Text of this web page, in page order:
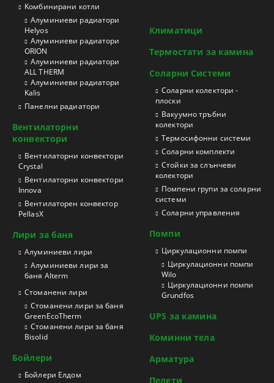
Kомбинирани котли
Aлуминиеви радиатори
Helyos
Aлуминиеви радиатори
ORION
Aлуминиеви радиатори
ALL THERM
Aлуминиеви радиатори
Kalis
Панелни радиатори
Вентилаторни
конвектори
Вентилаторни конвектори
Crystal
Вентилаторни конвектори
Innova
Вентилаторен конвектор
PellasX
Лири за баня
Aлуминиеви лири
Алуминиеви лири за
баня Alterm
Стоманени лири
Стоманени лири за баня
GreenEcoTherm
Стоманени лири за баня
Bisolid
Бойлери
Бойлери Елдом
Климатици
Термостати за камина
Соларни Системи
Соларни колектори -
плоски
Вакуумно тръбни
колектори
Термосифонни системи
Соларни комплекти
Стойки за слънчеви
колектори
Помпени групи за соларни
системи
Соларни управления
Помпи
Циркулационни помпи
Циркулационни помпи
Wilo
Циркулационни помпи
Grundfos
UPS за камина
Коминни тела
Арматура
Пелети